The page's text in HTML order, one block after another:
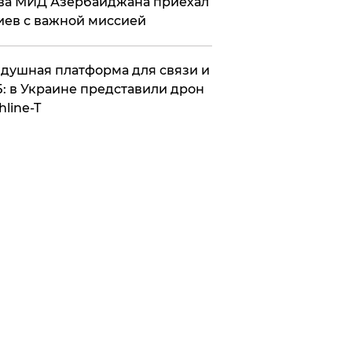
с важной миссией
платформа для связи и
в Украине представили дрон
T